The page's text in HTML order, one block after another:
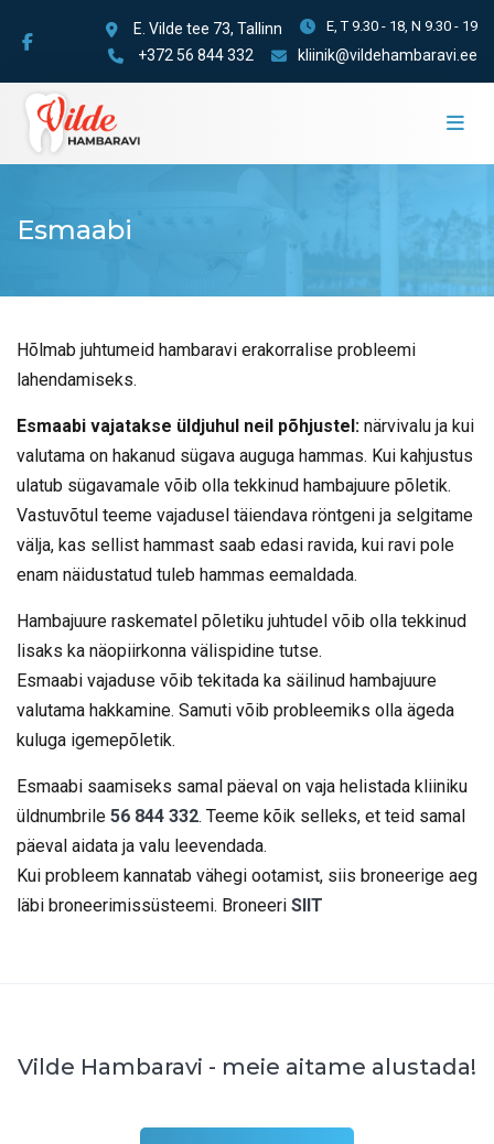
E. Vilde tee 73, Tallinn E, T 9.30 - 18, N 9.30 - 19
+372 56 844 332 kliinik@vildehambaravi.ee
Esmaabi
Hõlmab juhtumeid hambaravi erakorralise probleemi
lahendamiseks.
Esmaabi vajatakse üldjuhul neil põhjustel: närvivalu ja kui
valutama on hakanud sügava auguga hammas. Kui kahjustus
ulatub sügavamale võib olla tekkinud hambajuure põletik.
Vastuvõtul teeme vajadusel täiendava röntgeni ja selgitame
välja, kas sellist hammast saab edasi ravida, kui ravi pole
enam näidustatud tuleb hammas eemaldada.
Hambajuure raskematel põletiku juhtudel võib olla tekkinud
lisaks ka näopiirkonna välispidine tutse.
Esmaabi vajaduse võib tekitada ka säilinud hambajuure
valutama hakkamine. Samuti võib probleemiks olla ägeda
kuluga igemepõletik.
Esmaabi saamiseks samal päeval on vaja helistada kliiniku
üldnumbrile 56 844 332. Teeme kõik selleks, et teid samal
päeval aidata ja valu leevendada.
Kui probleem kannatab vähegi ootamist, siis broneerige aeg
läbi broneerimissüsteemi. Broneeri SIIT
Vilde Hambaravi - meie aitame alustada!